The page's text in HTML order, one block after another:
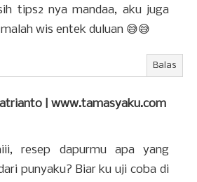
tips2 nya mandaa, aku juga
wis entek duluan 😅😅
Balas
| www.tamasyaku.com
resep dapurmu apa yang
punyaku? Biar ku uji coba di